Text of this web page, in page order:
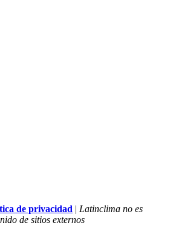
de privacidad | Latinclima no es
de sitios externos